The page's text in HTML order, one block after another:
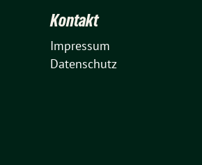
Kontakt
Impressum
Datenschutz